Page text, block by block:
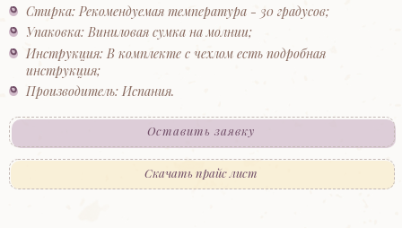
Стирка: Рекомендуемая температура - 30 градусов;
Упаковка: Виниловая сумка на молнии;
Инструкция: В комплекте с чехлом есть подробная
инструкция;
Производитель: Испания.
Оставить заявку
Скачать прайс лист